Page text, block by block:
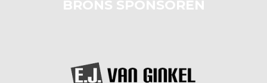
BRONS SPONSOREN